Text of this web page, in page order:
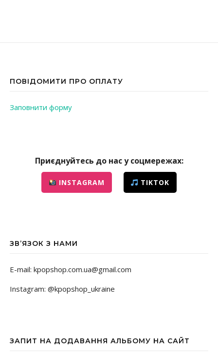
ПОВІДОМИТИ ПРО ОПЛАТУ
Заповнити форму
Приєднуйтесь до нас у соцмережах:
INSTAGRAM TIKTOK
ЗВ’ЯЗОК З НАМИ
E-mail: kpopshop.com.ua@gmail.com
Instagram: @kpopshop_ukraine
ЗАПИТ НА ДОДАВАННЯ АЛЬБОМУ НА САЙТ